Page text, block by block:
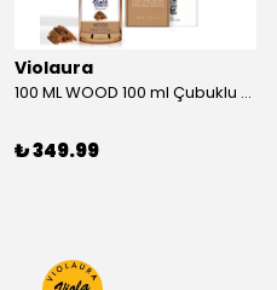
Violaura
100 ML WOOD 100 ml Çubuklu Oda Kokusu
₺ 349.99